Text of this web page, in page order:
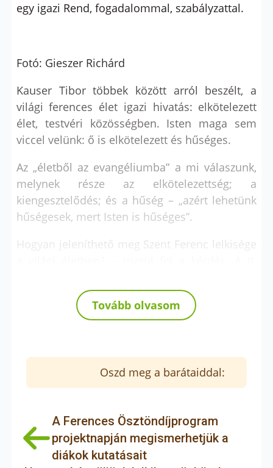
egy igazi Rend, fogadalommal, szabályzattal.
Fotó: Gieszer Richárd
Kauser Tibor többek között arról beszélt, a
világi ferences élet igazi hivatás: elkötelezett
élet, testvéri közösségben. Isten maga sem
viccel velünk: ő is elkötelezett és hűséges.
Az „életből az evangéliumba” a mi válaszunk,
melynek része az elkötelezettség; a
kiengesztelődés; és a hűség – „azért lehetünk
hűségesek, mert Isten is hűséges”.
Hogyan jeleníthető meg Szent Ferenc lelkisége
értékesen hozzájárulhatnak a világ
evangelizációjához (LG 35).
előadó: Az evangélium örömhír, de valóban
megtaláljuk-e benne az örömet? Eljut-e
hozzánk a hír? Örömet jelentünk-e Istennek,
Konkrét szempontokat is felvetett az előadó,
többek között a testvéri közösség erősítését, a
kizsákmányolás, a marginalizálódás elleni
Tovább olvasom
Oszd meg a barátaiddal:
A Ferences Ösztöndíjprogram
projektnapján megismerhetjük a
diákok kutatásait